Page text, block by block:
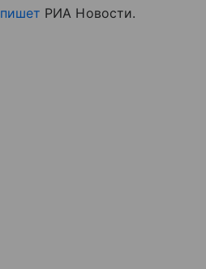
пишет РИА Новости.